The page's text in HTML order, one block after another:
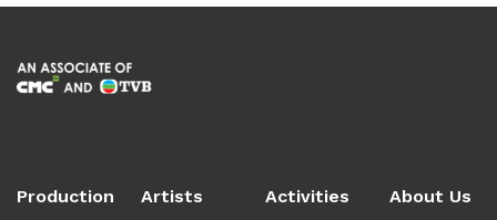
Production Artists Activities About Us